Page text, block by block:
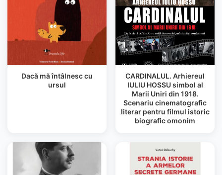
Dacă mă întâlnesc cu
ursul
CARDINALUL. Arhiereul
IULIU HOSSU simbol al
Marii Uniri din 1918.
Scenariu cinematografic
literar pentru filmul istoric
biografic omonim